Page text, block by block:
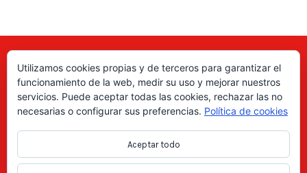
Aquí puede encontrar las direcciones de empresas, autónomos,
fabricantes locales, asociaciones, etc; de todo el país. ¡Valore sus
productos y servicios para ayudar a los usuarios a tomar la decisión
ofertas de trabajo y empleo que se anuncian en el directorio y
consiga trabajos según le interese, en los anuncios locales.
Utilizamos cookies propias y de terceros para garantizar el
funcionamiento de la web, medir su uso y mejorar nuestros
servicios. Puede aceptar todas las cookies, rechazar las no
necesarias o configurar sus preferencias. Política de cookies
Aceptar todo